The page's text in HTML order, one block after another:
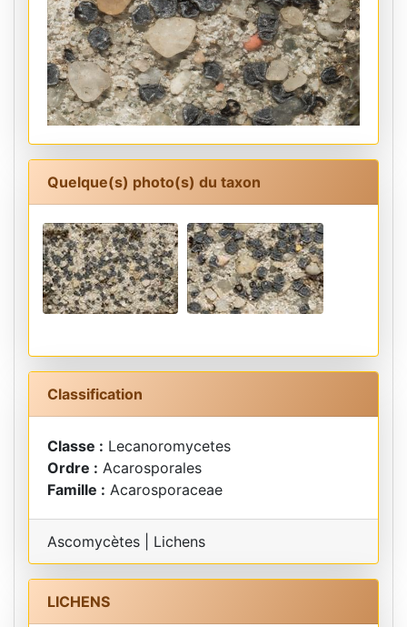
Quelque(s) photo(s) du taxon
Classification
Classe : Lecanoromycetes
Ordre : Acarosporales
Famille : Acarosporaceae
Ascomycètes | Lichens
LICHENS